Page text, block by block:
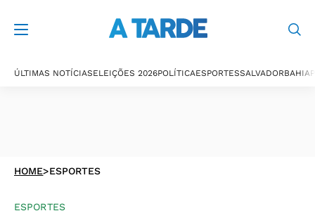
ÚLTIMAS NOTÍCIASELEIÇÕES 2026POLÍTICAESPORTESSALVADORBAHIA
HOME>ESPORTES
ESPORTES